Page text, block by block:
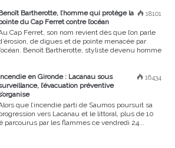
18101
Bartherotte, l’homme qui protège la
du Cap Ferret contre l’océan
Cap Ferret, son nom revient dès que l’on parle
de digues et de pointe menacée par
Benoît Bartherotte, styliste devenu homme
16434
en Gironde : Lacanau sous
l’évacuation préventive
que l’incendie parti de Saumos poursuit sa
vers Lacanau et le littoral, plus de 10
par les flammes ce vendredi 24...